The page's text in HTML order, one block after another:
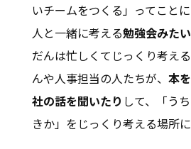
いチームをつくる」ってこと
人と一緒に考える勉強会みた
だんは忙しくてじっくり考え
んや人事担当の人たちが、 本
社の話を聞いたり して、「う
きか」をじっくり考える場所に